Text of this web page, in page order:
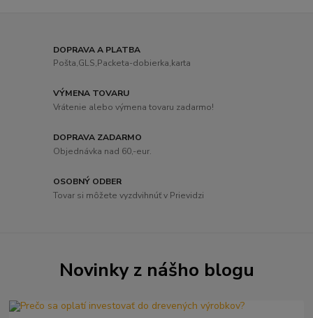
DOPRAVA A PLATBA
Pošta,GLS,Packeta-dobierka,karta
VÝMENA TOVARU
Vrátenie alebo výmena tovaru zadarmo!
DOPRAVA ZADARMO
Objednávka nad 60,-eur.
OSOBNÝ ODBER
Tovar si môžete vyzdvihnúť v Prievidzi
Novinky z nášho blogu